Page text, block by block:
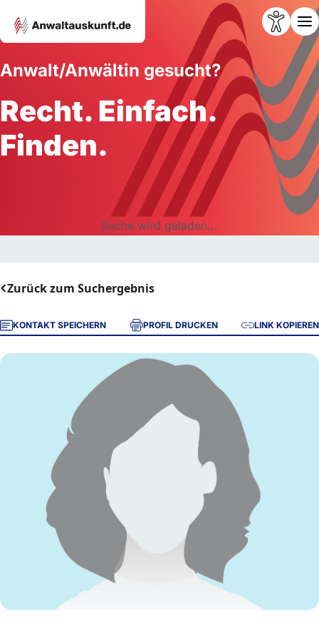
Anwalt/Anwältin gesucht?
Recht. Einfach.
Finden.
Suche wird geladen...
Zurück zum Suchergebnis
KONTAKT SPEICHERN PROFIL DRUCKEN LINK KOPIEREN